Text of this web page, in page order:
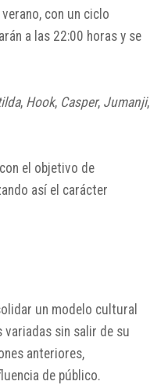
con un ciclo
a las 22:00 horas y se
, Hook, Casper, Jumanji,
el objetivo de
así el carácter
un modelo cultural
sin salir de su
anteriores,
de público.